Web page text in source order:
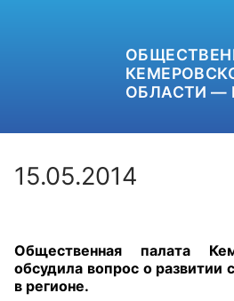
ОБЛАСТИ —
15.05.2014
Общественная палата
обсудила вопрос о развитии
в регионе.